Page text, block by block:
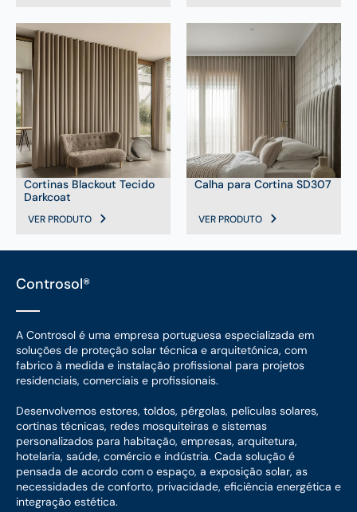
Cortinas Blackout Tecido
Darkcoat
VER PRODUTO
Calha para Cortina SD307
VER PRODUTO
Controsol®
A Controsol é uma empresa portuguesa especializada em
soluções de proteção solar técnica e arquitetónica, com
fabrico à medida e instalação profissional para projetos
residenciais, comerciais e profissionais.
Desenvolvemos estores, toldos, pérgolas, películas solares,
cortinas técnicas, redes mosquiteiras e sistemas
personalizados para habitação, empresas, arquitetura,
hotelaria, saúde, comércio e indústria. Cada solução é
pensada de acordo com o espaço, a exposição solar, as
necessidades de conforto, privacidade, eficiência energética e
integração estética.